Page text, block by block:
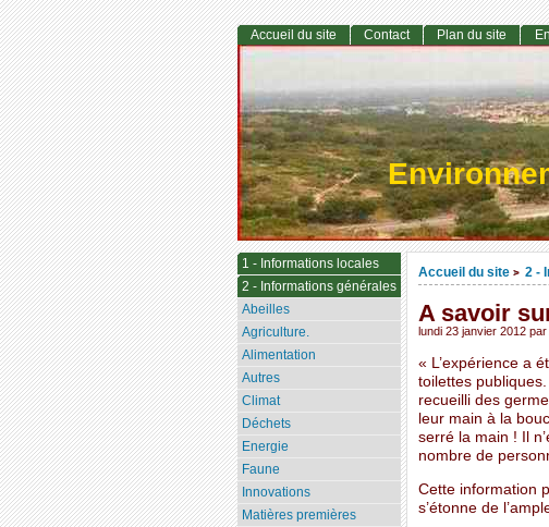
Accueil du site > 2 -
A savoir
lundi 23 janvier 2012 par
« L’expérience a
toilettes
recueilli des
leur main à la
serré la main ! Il
nombre de
Cette information
s’étonne de
Accueil du site Contact Plan du site
1 - Informations locales
2 - Informations générales
Abeilles
Agriculture.
Alimentation
Autres
Climat
Déchets
Energie
Faune
Innovations
Matières premières